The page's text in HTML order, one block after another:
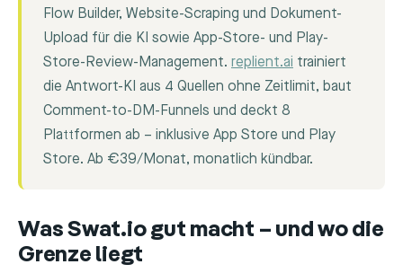
Flow Builder, Website-Scraping und Dokument-
Upload für die KI sowie App-Store- und Play-
Store-Review-Management. replient.ai trainiert
die Antwort-KI aus 4 Quellen ohne Zeitlimit, baut
Comment-to-DM-Funnels und deckt 8
Plattformen ab – inklusive App Store und Play
Store. Ab €39/Monat, monatlich kündbar.
Was Swat.io gut macht – und wo die
Grenze liegt